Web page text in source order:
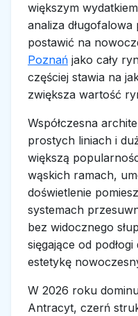
większym
analiza
postawić na
Poznań jako cały
częściej stawia na
zwiększa wartość
Współczesna
prostych liniach i
większą
wąskich ramach,
doświetlenie
systemach
bez widocznego
sięgające od
estetykę
W 2026 roku
Antracyt, czerń